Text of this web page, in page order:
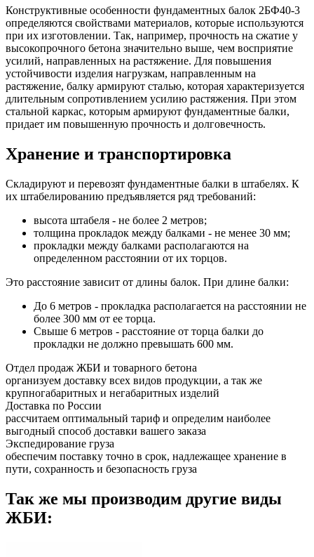
Конструктивные особенности фундаментных балок 2БФ40-3
определяются свойствами материалов, которые используются
при их изготовлении. Так, например, прочность на сжатие у
высокопрочного бетона значительно выше, чем восприятие
усилий, направленных на растяжение. Для повышения
устойчивости изделия нагрузкам, направленным на
растяжение, балку армируют сталью, которая характеризуется
длительным сопротивлением усилию растяжения. При этом
стальной каркас, которым армируют фундаментные балки,
придает им повышенную прочность и долговечность.
Хранение и транспортировка
Складируют и перевозят фундаментные балки в штабелях. К
их штабелированию предъявляется ряд требований:
высота штабеля - не более 2 метров;
толщина прокладок между балками - не менее 30 мм;
прокладки между балками располагаются на
определенном расстоянии от их торцов.
Это расстояние зависит от длины балок. При длине балки:
До 6 метров - прокладка располагается на расстоянии не
более 300 мм от ее торца.
Свыше 6 метров - расстояние от торца балки до
прокладки не должно превышать 600 мм.
Отдел продаж ЖБИ и товарного бетона
организуем доставку всех видов продукции, а так же
крупногабаритных и негабаритных изделий
Доставка по России
рассчитаем оптимальный тариф и определим наиболее
выгодный способ доставки вашего заказа
Экспедирование груза
обеспечим поставку точно в срок, надлежащее хранение в
пути, сохранность и безопасность груза
Так же мы производим другие виды
ЖБИ: